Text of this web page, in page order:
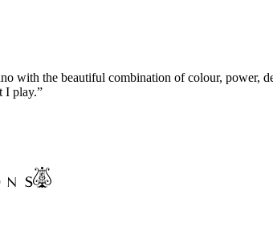
with the beautiful combination of colour, power,
I play.”